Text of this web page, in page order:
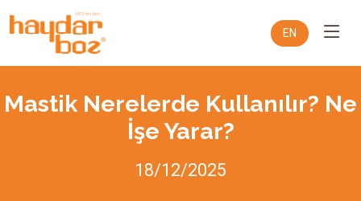
EN
Mastik Nerelerde Kullanılır? Ne
İşe Yarar?
18/12/2025